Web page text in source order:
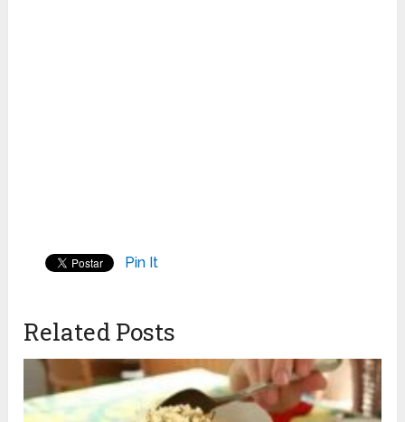
Pin It
Related Posts